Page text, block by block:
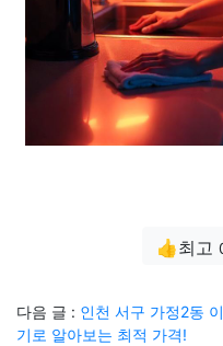
👍최고
다음 글 : 인천 서구 가정2동
기로 알아보는 최적 가격!